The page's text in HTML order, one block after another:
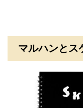
マルハンとス